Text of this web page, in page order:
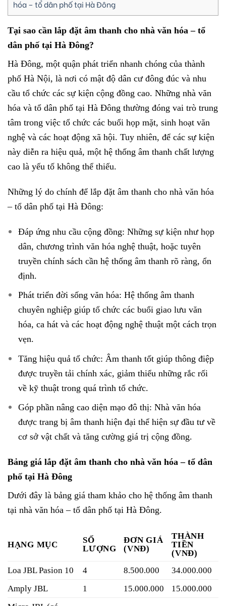
hóa – tổ dân phố tại Hà Đông
Tại sao cần lắp đặt âm thanh cho nhà văn hóa – tổ
dân phố tại Hà Đông?
Hà Đông, một quận phát triển nhanh chóng của thành
phố Hà Nội, là nơi có mật độ dân cư đông đúc và nhu
cầu tổ chức các sự kiện cộng đồng cao. Những nhà văn
hóa và tổ dân phố tại Hà Đông thường đóng vai trò trung
tâm trong việc tổ chức các buổi họp mặt, sinh hoạt văn
nghệ và các hoạt động xã hội. Tuy nhiên, để các sự kiện
này diễn ra hiệu quả, một hệ thống âm thanh chất lượng
cao là yếu tố không thể thiếu.
Những lý do chính để lắp đặt âm thanh cho nhà văn hóa
– tổ dân phố tại Hà Đông:
Đáp ứng nhu cầu cộng đồng: Những sự kiện như họp
dân, chương trình văn hóa nghệ thuật, hoặc tuyên
truyền chính sách cần hệ thống âm thanh rõ ràng, ổn
định.
Phát triển đời sống văn hóa: Hệ thống âm thanh
chuyên nghiệp giúp tổ chức các buổi giao lưu văn
hóa, ca hát và các hoạt động nghệ thuật một cách trọn
vẹn.
Tăng hiệu quả tổ chức: Âm thanh tốt giúp thông điệp
được truyền tải chính xác, giảm thiểu những rắc rối
về kỹ thuật trong quá trình tổ chức.
Góp phần nâng cao diện mạo đô thị: Nhà văn hóa
được trang bị âm thanh hiện đại thể hiện sự đầu tư về
cơ sở vật chất và tăng cường giá trị cộng đồng.
Bảng giá lắp đặt âm thanh cho nhà văn hóa – tổ dân
phố tại Hà Đông
Dưới đây là bảng giá tham khảo cho hệ thống âm thanh
tại nhà văn hóa – tổ dân phố tại Hà Đông.
HẠNG MỤC
SỐ
LƯỢNG
ĐƠN GIÁ
(VNĐ)
THÀNH
TIỀN
(VNĐ)
Loa JBL Pasion 10
4 8.500.000
34.000.000
Amply JBL
1 15.000.000
15.000.000